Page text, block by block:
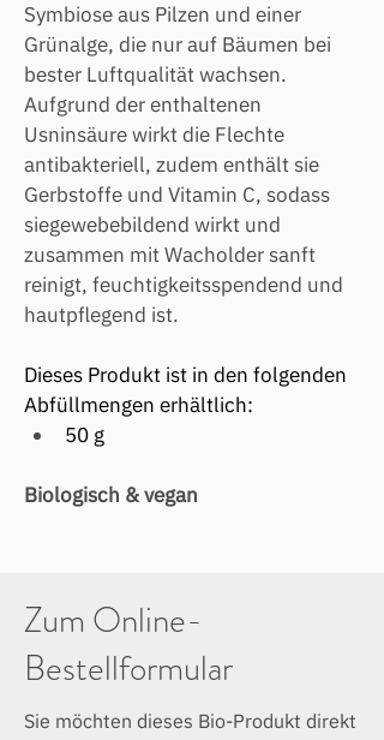
Symbiose aus Pilzen und einer
Grünalge, die nur auf Bäumen bei
bester Luftqualität wachsen.
Aufgrund der enthaltenen
Usninsäure wirkt die Flechte
antibakteriell, zudem enthält sie
Gerbstoffe und Vitamin C, sodass
siegewebebildend wirkt und
zusammen mit Wacholder sanft
reinigt, feuchtigkeitsspendend und
hautpflegend ist.
Dieses Produkt ist in den folgenden
Abfüllmengen erhältlich:
50 g
Biologisch & vegan
Zum Online-
Bestellformular
Sie möchten dieses Bio-Produkt direkt